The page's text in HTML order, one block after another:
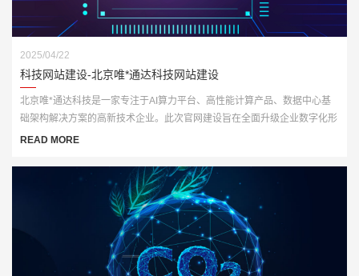
2025/04/22
科技网站建设-北京唯*通达科技网站建设
北京唯*通达科技是一家专注于AI算力平台、高性能计算产品、数据中心基
础架构解决方案的高新技术企业。此次官网建设旨在全面升级企业数字化形
象，打造一个集展示、推广与技术服务于一体的多功能门户网站。
READ MORE